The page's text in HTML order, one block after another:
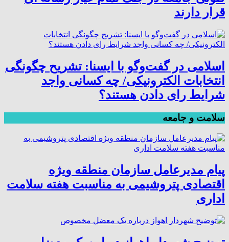
قرار دارند
اسلامی در گفت‌وگو با ایسنا: تشریح چگونگی
انتخابات الکترونیکی/ چه کسانی واجد
شرایط رای دادن هستند؟
سلامت و جامعه
پیام مدیرعامل سازمان منطقه ویژه
اقتصادی پتروشیمی به مناسبت هفته سلامت
اداری